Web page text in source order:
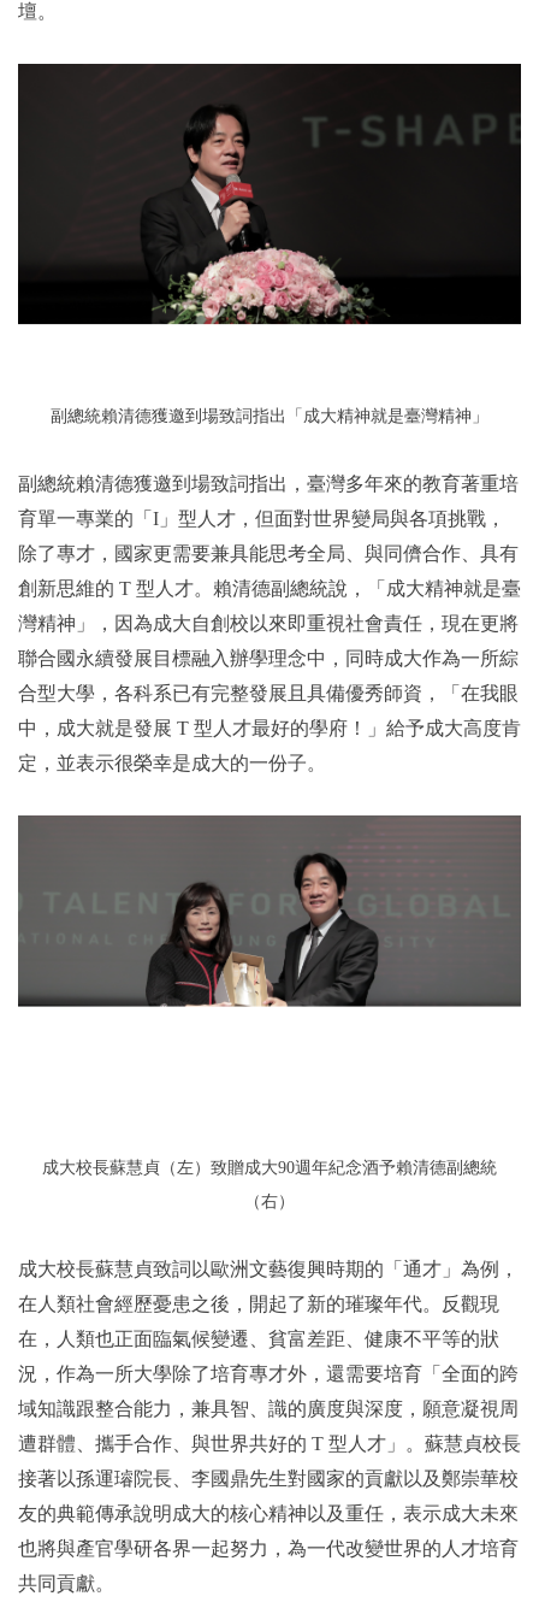
壇。
副總統賴清德獲邀到場致詞指出「成大精神就是臺灣精神」
副總統賴清德獲邀到場致詞指出，臺灣多年來的教育著重培
育單一專業的「I」型人才，但面對世界變局與各項挑戰，
除了專才，國家更需要兼具能思考全局、與同儕合作、具有
創新思維的 T 型人才。賴清德副總統說，「成大精神就是臺
灣精神」，因為成大自創校以來即重視社會責任，現在更將
聯合國永續發展目標融入辦學理念中，同時成大作為一所綜
合型大學，各科系已有完整發展且具備優秀師資，「在我眼
中，成大就是發展 T 型人才最好的學府！」給予成大高度肯
定，並表示很榮幸是成大的一份子。
成大校長蘇慧貞（左）致贈成大90週年紀念酒予賴清德副總統
（右）
成大校長蘇慧貞致詞以歐洲文藝復興時期的「通才」為例，
在人類社會經歷憂患之後，開起了新的璀璨年代。反觀現
在，人類也正面臨氣候變遷、貧富差距、健康不平等的狀
況，作為一所大學除了培育專才外，還需要培育「全面的跨
域知識跟整合能力，兼具智、識的廣度與深度，願意凝視周
遭群體、攜手合作、與世界共好的 T 型人才」。蘇慧貞校長
接著以孫運璿院長、李國鼎先生對國家的貢獻以及鄭崇華校
友的典範傳承說明成大的核心精神以及重任，表示成大未來
也將與產官學研各界一起努力，為一代改變世界的人才培育
共同貢獻。